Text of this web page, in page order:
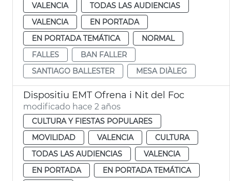
VALENCIA
TODAS LAS AUDIENCIAS
VALENCIA
EN PORTADA
EN PORTADA TEMÁTICA
NORMAL
FALLES
BAN FALLER
SANTIAGO BALLESTER
MESA DIÀLEG
Dispositiu EMT Ofrena i Nit del Foc
modificado hace 2 años
CULTURA Y FIESTAS POPULARES
MOVILIDAD
VALENCIA
CULTURA
TODAS LAS AUDIENCIAS
VALENCIA
EN PORTADA
EN PORTADA TEMÁTICA